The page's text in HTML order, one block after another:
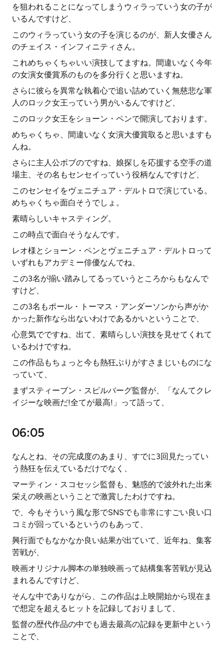
を狙われることになってしまうウィラっていう女の子が
いるんですけど、
このウィラっていう女の子を演じるのが、新人女優さん
のチェイス・インフィニティさん。
これめちゃくちゃいい演技してますね。間違いなく今年
の女演女優賞系のものを多分行くと思いますね。
さらに彼らを異常な執着心で追い詰めていく無慈悲な軍
人のロック女王っていう男がいるんですけど、
このロック女王をショーン・ペンで開演しております。
めちゃくちゃ、間違いなく女演大優賞取ると思いますも
んね。
さらに主人公ボブのですね、娘探しを応援する空手の道
場主、その名もセンセイっていう役柄なんですけど、
このセンセイをヴェニチュア・デルトロで演じている。
めちゃくちゃ面白そうでしょ。
素晴らしいキャスティング。
この時点で面白そうなんです。
レオ様とショーン・ペンとヴェニチュア・デルトロって
いずれもアカデミー俳優なんでね、
この3名が揃い踏みしてるっていうところからもなんで
すけど、
この3名もポール・トーマス・アンダーソンから声がか
かった新作なら出ないわけであるかいということで、
心意気でですね、出て、素晴らしい演技を見せてくれて
いるわけですね。
この作品もちょっと今も熱狂ぶりがすさまじいものにな
っていて、
まずスティーブン・スピルバーグ監督が、「なんてクレ
イジーな映画だ!全てが最高!」って語って、
06:05
なんとね、その完成度のあまり、すでに3回見たってい
う熱狂を伝えているだけでなく、
マーティン・スコセッシ監督も、魅惑的で波外れた出来
栄えの映画ということで激賞したわけですね。
で、今もそういう風な形でSNSでも非常にすごい良い口
コミが回っているというのもあって、
興行面でもなかなか良い結果が出ていて、近年ね、集客
苦戦が、
映画オリジナル脚本の単独映画って結構集客苦戦が見込
まれるんですけど、
そんな中でありながら、この作品は上映開始から現在ま
で想定を超えるヒットを記録しておりまして、
監督の歴代作品の中でも過去最高の記録を更新中という
ことで、